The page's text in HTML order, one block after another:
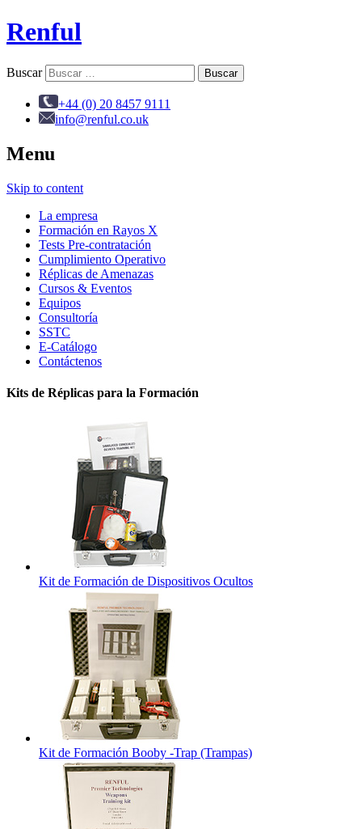
Renful
Buscar
+44 (0) 20 8457 9111
info@renful.co.uk
Menu
Skip to content
La empresa
Formación en Rayos X
Tests Pre-contratación
Cumplimiento Operativo
Réplicas de Amenazas
Cursos & Eventos
Equipos
Consultoría
SSTC
E-Catálogo
Contáctenos
Kits de Réplicas para la Formación
Kit de Formación de Dispositivos Ocultos
Kit de Formación Booby -Trap (Trampas)